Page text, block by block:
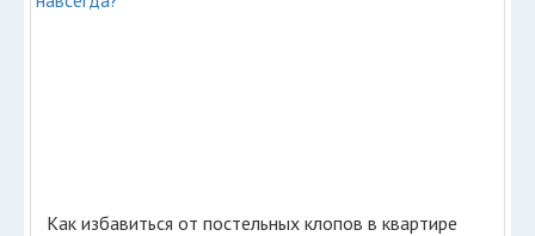
Как избавиться от постельных клопов в квартире